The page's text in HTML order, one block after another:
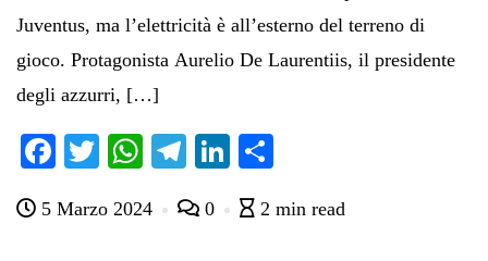
Juventus, ma l’elettricità è all’esterno del terreno di
gioco. Protagonista Aurelio De Laurentiis, il presidente
degli azzurri, […]
Fa
bo
T
tte
W
ts
Te
gr
Li
ed di
5 Marzo 2024 0 2 min read